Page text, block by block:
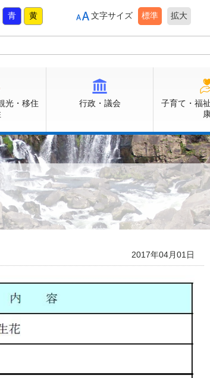
青 黄 文字サイズ 標準 拡大
光・移住
行政・議会
子育て・福
2017年04月01日